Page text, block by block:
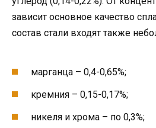
зависит основное качество
состав стали входят также
марганца – 0,4-0,65%;
кремния – 0,15-0,17%;
никеля и хрома – по 0,3%;